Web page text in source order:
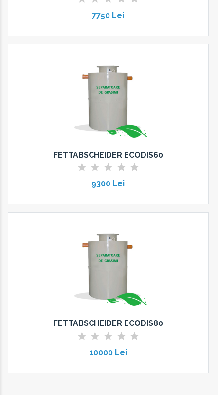
7750 Lei
FETTABSCHEIDER ECODIS60
9300 Lei
FETTABSCHEIDER ECODIS80
10000 Lei